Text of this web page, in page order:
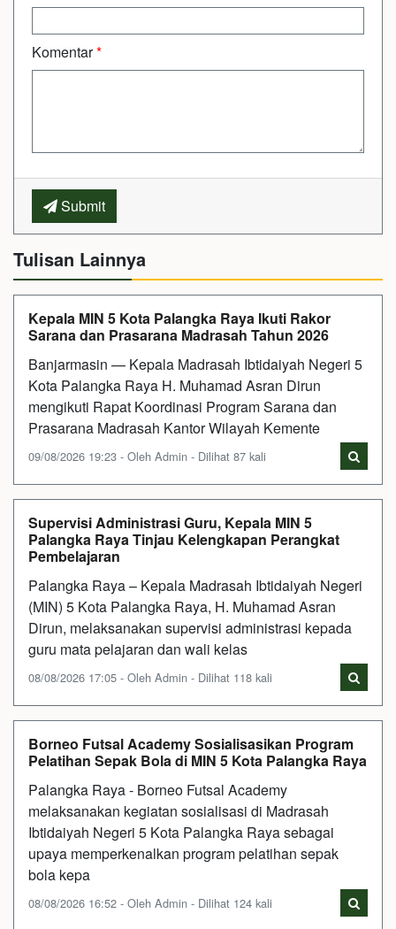
Komentar*
Submit
Tulisan Lainnya
Kepala MIN 5 Kota Palangka Raya Ikuti Rakor
Sarana dan Prasarana Madrasah Tahun 2026
Banjarmasin — Kepala Madrasah Ibtidaiyah Negeri 5
Kota Palangka Raya H. Muhamad Asran Dirun
mengikuti Rapat Koordinasi Program Sarana dan
Prasarana Madrasah Kantor Wilayah Kemente
09/08/2026 19:23 - Oleh Admin - Dilihat 87 kali
Supervisi Administrasi Guru, Kepala MIN 5
Palangka Raya Tinjau Kelengkapan Perangkat
Pembelajaran
Palangka Raya – Kepala Madrasah Ibtidaiyah Negeri
(MIN) 5 Kota Palangka Raya, H. Muhamad Asran
Dirun, melaksanakan supervisi administrasi kepada
guru mata pelajaran dan wali kelas
08/08/2026 17:05 - Oleh Admin - Dilihat 118 kali
Borneo Futsal Academy Sosialisasikan Program
Pelatihan Sepak Bola di MIN 5 Kota Palangka Raya
Palangka Raya - Borneo Futsal Academy
melaksanakan kegiatan sosialisasi di Madrasah
Ibtidaiyah Negeri 5 Kota Palangka Raya sebagai
upaya memperkenalkan program pelatihan sepak
bola kepa
08/08/2026 16:52 - Oleh Admin - Dilihat 124 kali